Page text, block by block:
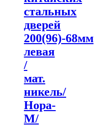
стальных
дверей
200(96)-68мм
левая
/
мат.
никель/
Нора-
М/